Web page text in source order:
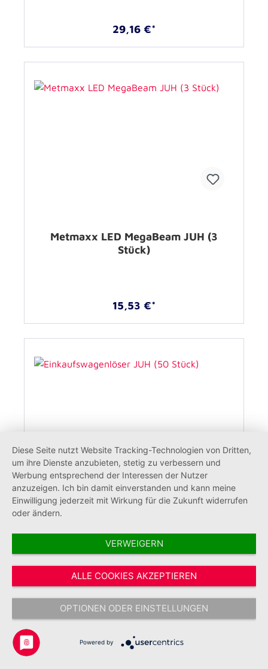
29,16 €*
Metmaxx LED MegaBeam JUH (3
Stück)
15,53 €*
Einkaufswagenlöser JUH (50 Stück)
71,40 €*
Diese Seite nutzt Website Tracking-Technologien von Dritten,
um ihre Dienste anzubieten, stetig zu verbessern und
Werbung entsprechend der Interessen der Nutzer
anzuzeigen. Ich bin damit einverstanden und kann meine
Einwilligung jederzeit mit Wirkung für die Zukunft widerrufen
oder ändern.
VERWEIGERN
ALLE COOKIES AKZEPTIEREN
OPTIONEN ODER EINSTELLUNGEN
Powered by